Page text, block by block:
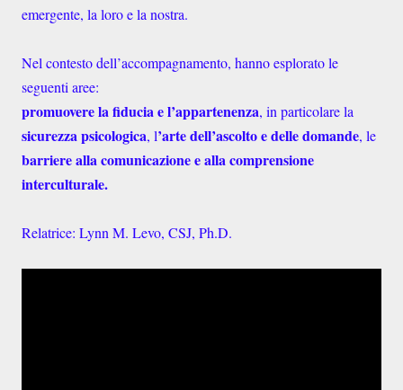
emergente, la loro e la nostra.
Nel contesto dell’accompagnamento, hanno esplorato le
seguenti aree:
promuovere la fiducia e l’appartenenza, in particolare la
sicurezza psicologica, l’arte dell’ascolto e delle domande, le
barriere alla comunicazione e alla comprensione
interculturale.
Relatrice: Lynn M. Levo, CSJ, Ph.D.